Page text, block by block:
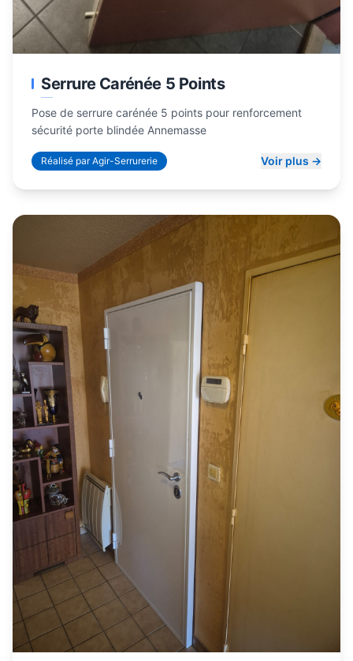
Serrure Carénée 5 Points
Pose de serrure carénée 5 points pour renforcement
sécurité porte blindée Annemasse
Réalisé par Agir-Serrurerie Voir plus →